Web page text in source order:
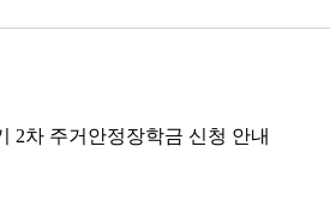
2차 주거안정장학금 신청 안내